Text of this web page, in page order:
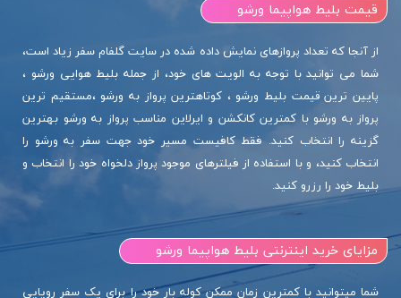
قیمت بلیط هواپیما ورشو
از آنجا که تعداد پروازهای نمایش داده شده در سایت گلفام سفر زیاد است،
شما می توانید با توجه به الویت های خود، از جمله بلیط هوایی ورشو ،
پایین ترین قیمت بلیط ورشو ، کوتاهترین پرواز به ورشو ،مستقیم ترین
پرواز به ورشو با کمترین کانکشن و ایرلاین مناسب پرواز به ورشو بهترین
گزینه را انتخاب کنید. فقط کافیست مسیر خود جهت سفر به ورشو را
انتخاب کنید، و با استفاده از فیلترهای موجود پرواز دلخواه خود را انتخاب و
بلیط خود را رزرو کنید.
مزایای خرید اینترنتی بلیط هواپیما ورشو
شما میتوانید با کمترین زمان ممکن کوله بار خود را برای یک سفر رویایی